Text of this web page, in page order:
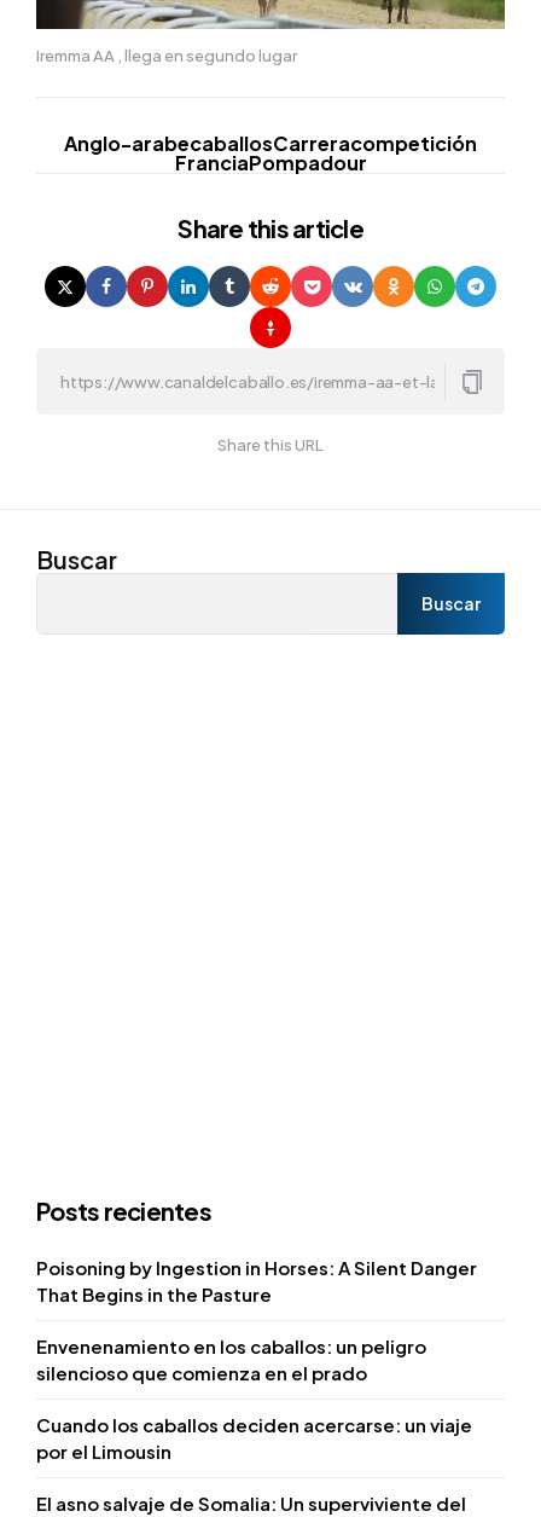
Iremma AA , llega en segundo lugar
Anglo-arabecaballosCarreracompetición
FranciaPompadour
Share this article
Share this URL
Buscar
Buscar
Posts recientes
Poisoning by Ingestion in Horses: A Silent Danger
That Begins in the Pasture
Envenenamiento en los caballos: un peligro
silencioso que comienza en el prado
Cuando los caballos deciden acercarse: un viaje
por el Limousin
El asno salvaje de Somalia: Un superviviente del